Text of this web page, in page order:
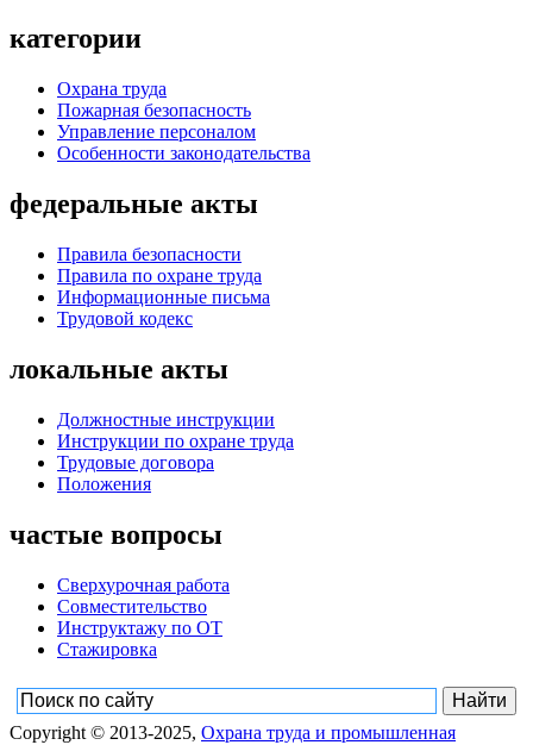
категории
Охрана труда
Пожарная безопасность
Управление персоналом
Особенности законодательства
федеральные акты
Правила безопасности
Правила по охране труда
Информационные письма
Трудовой кодекс
локальные акты
Должностные инструкции
Инструкции по охране труда
Трудовые договора
Положения
частые вопросы
Сверхурочная работа
Совместительство
Инструктажу по ОТ
Стажировка
Copyright © 2013-2025, Охрана труда и промышленная